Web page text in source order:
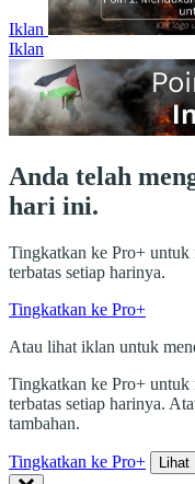
Iklan
Iklan
Anda telah
hari ini.
Tingkatkan ke Pro+ untuk
terbatas setiap harinya.
Tingkatkan ke Pro+
Atau lihat iklan untuk
Tingkatkan ke Pro+ untuk
terbatas setiap harinya.
tambahan.
Tingkatkan ke Pro+ Lihat